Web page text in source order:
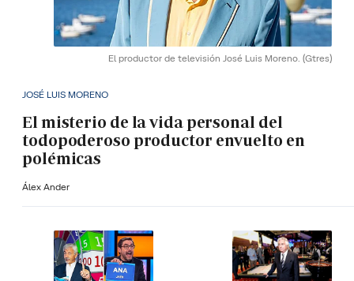
El productor de televisión José Luis Moreno. (Gtres)
JOSÉ LUIS MORENO
El misterio de la vida personal del
todopoderoso productor envuelto en
polémicas
Álex Ander